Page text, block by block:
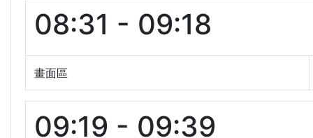
08:31 - 09:18
畫面區
09:19 - 09:39